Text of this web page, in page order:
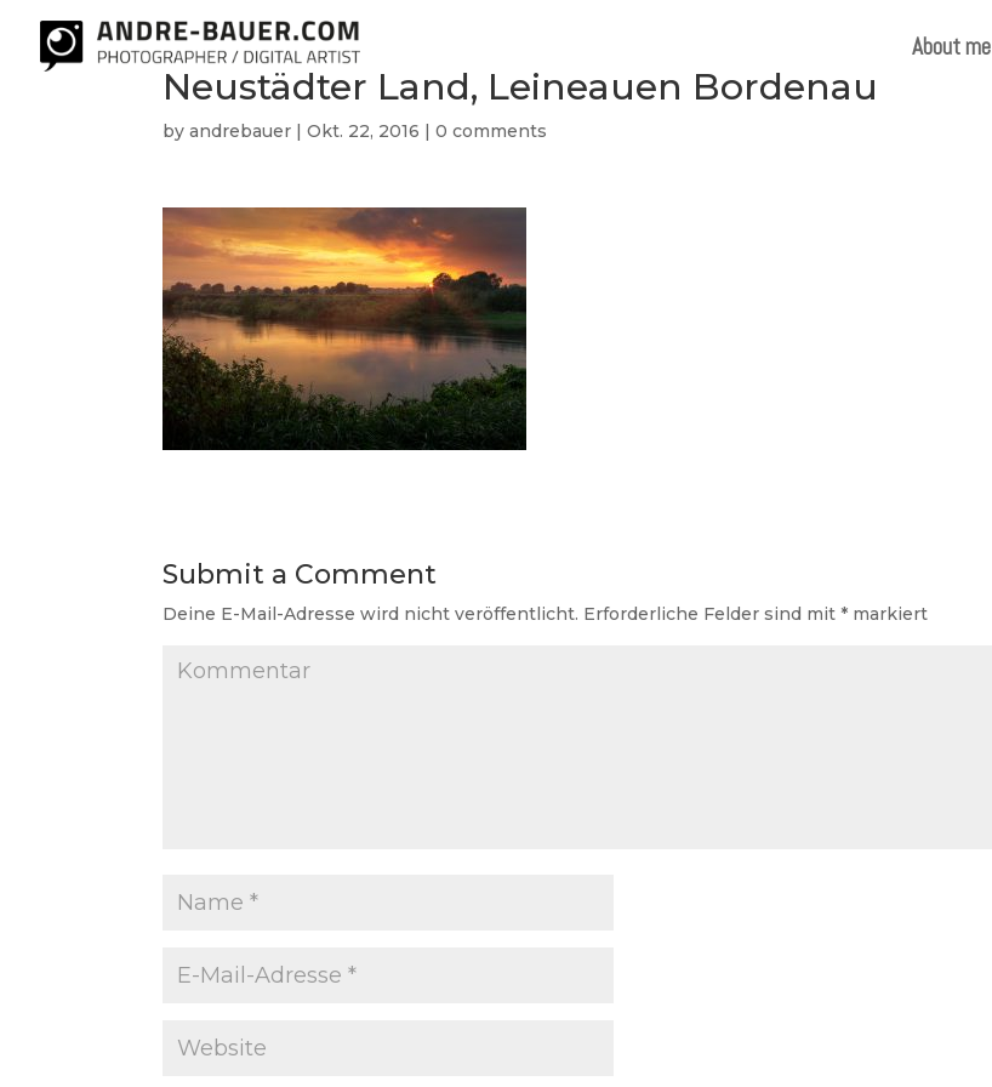
About me
Neustädter Land, Leineauen Bordenau
byandrebauer |Okt. 22, 2016 |0 comments
Submit a Comment
Deine E-Mail-Adresse wird nicht veröffentlicht. Erforderliche Felder sind mit* markiert